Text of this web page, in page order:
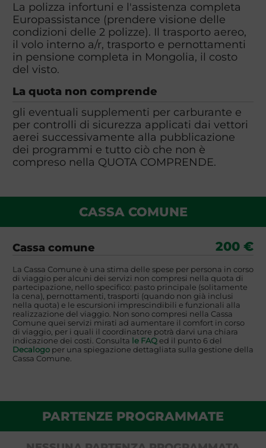
La polizza infortuni e l'assistenza completa
Europassistance (prendere visione delle
condizioni delle 2 polizze). Il trasporto aereo,
il volo interno a/r, trasporto e pernottamenti
in pensione completa in Mongolia, il costo
del visto.
La quota non comprende
gli eventuali supplementi per carburante e
per controlli di sicurezza applicati dai vettori
aerei successivamente alla pubblicazione
dei programmi e tutto ciò che non è
compreso nella QUOTA COMPRENDE.
CASSA COMUNE
Cassa comune 200 €
La Cassa Comune è una stima delle spese per persona in corso
di viaggio per alcuni dei servizi non compresi nella quota di
partecipazione, nello specifico: pasto principale (solitamente
la cena), pernottamenti, trasporti (quando non già inclusi
nella quota) e le escursioni imprescindibili e funzionali alla
realizzazione del viaggio. Non sono compresi nella Cassa
Comune quei servizi mirati ad aumentare il comfort in corso
di viaggio, per i quali il coordinatore potrà darvi una chiara
indicazione dei costi. Consulta le FAQed il punto 6 del
Decalogoper una spiegazione dettagliata sulla gestione della
Cassa Comune.
PARTENZE PROGRAMMATE